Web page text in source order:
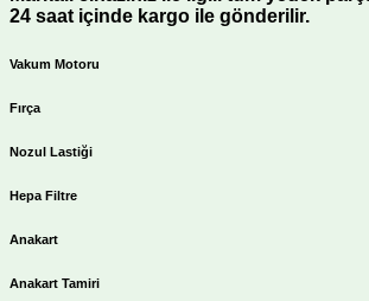
24 saat içinde kargo ile gönderilir.
Vakum Motoru
Fırça
Nozul Lastiği
Hepa Filtre
Anakart
Anakart Tamiri